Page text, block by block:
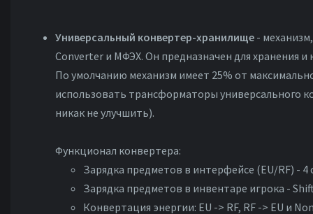
Универсальный конвертер-хранилище -
Converter и МФЭХ. Он предназначен для хранения
По умолчанию механизм имеет 25% от
использовать трансформаторы универсального
никак не улучшить).
Функционал конвертера:
Зарядка предметов в интерфейсе (EU/RF) - 4
Зарядка предметов в инвентаре игрока -
Конвертация энергии: EU -> RF, RF -> EU и